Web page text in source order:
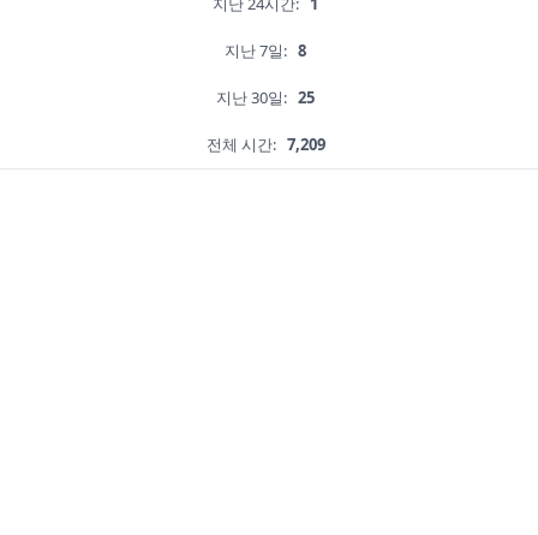
지난 7일: 8
지난 30일: 25
전체 시간: 7,209